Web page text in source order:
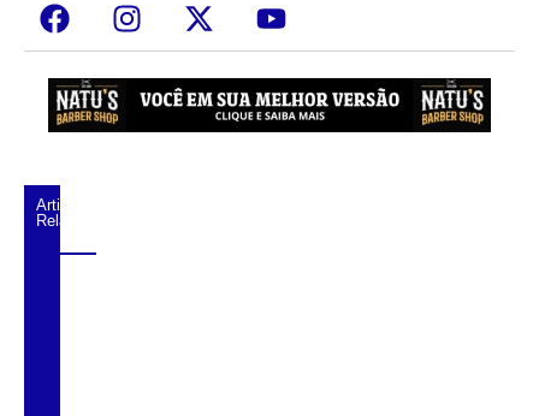
Artigos
Relacionados